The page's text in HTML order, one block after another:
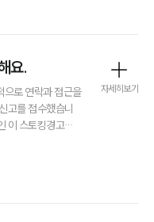
례
동향
보
후기
요.
으로 연락과 접근을
고를 접수했습니
.
자세히보기